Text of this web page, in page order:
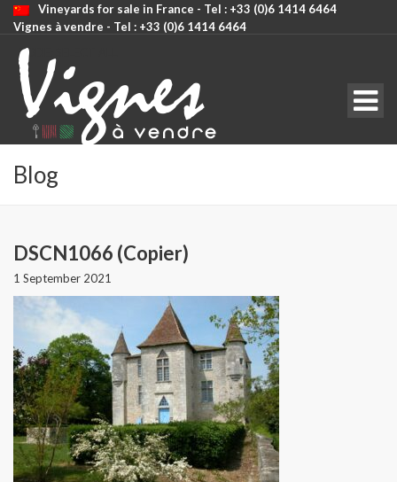
Vineyards for sale in France - Tel : +33 (0)6 1414 6464
Vignes à vendre - Tel : +33 (0)6 1414 6464
CODE: SELECT ALL
Blog
DSCN1066 (Copier)
1 September 2021